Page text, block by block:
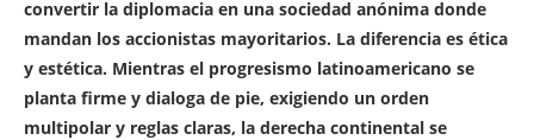
convertir la diplomacia en una sociedad anónima donde
mandan los accionistas mayoritarios. La diferencia es ética
y estética. Mientras el progresismo latinoamericano se
planta firme y dialoga de pie, exigiendo un orden
multipolar y reglas claras, la derecha continental se